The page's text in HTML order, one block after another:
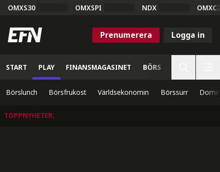
OMXS30 OMXSPI NDX
Prenumerera Logga in
START PLAY FINANSMAGASINET BÖRS
Börslunch Börsfrukost Världsekonomin Börssurr
TOPPNYHETER: